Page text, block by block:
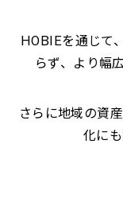
HOBIEを通じて
らず、より幅
さらに地域の資
化に